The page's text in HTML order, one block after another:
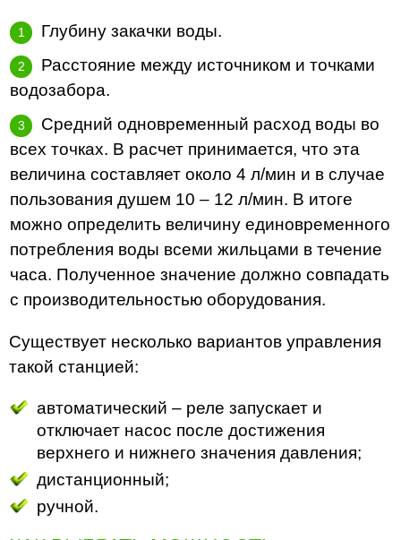
Глубину закачки воды.
Расстояние между источником и точками
водозабора.
Средний одновременный расход воды во
всех точках. В расчет принимается, что эта
величина составляет около 4 л/мин и в случае
пользования душем 10 – 12 л/мин. В итоге
можно определить величину единовременного
потребления воды всеми жильцами в течение
часа. Полученное значение должно совпадать
с производительностью оборудования.
Существует несколько вариантов управления
такой станцией:
автоматический – реле запускает и
отключает насос после достижения
верхнего и нижнего значения давления;
дистанционный;
ручной.